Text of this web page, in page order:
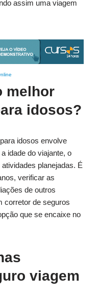
assim uma viagem
melhor
idosos?
idosos envolve
idade do viajante, o
planejadas. É
verificar as
de outros
corretor de seguros
que se encaixe no
viagem